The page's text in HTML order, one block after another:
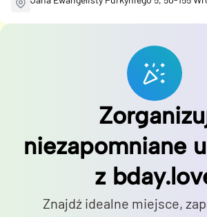
niezapomniane
z
Znajdź idealne miejsce,